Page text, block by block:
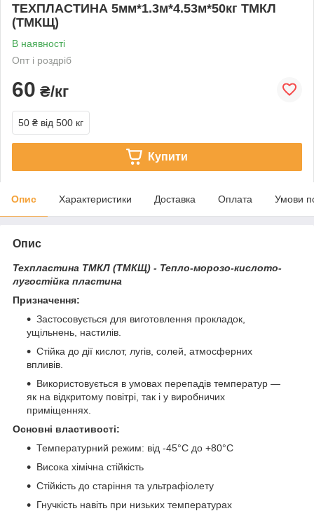
ТЕХПЛАСТИНА 5мм*1.3м*4.53м*50кг ТМКЛ
(ТМКЩ)
В наявності
Опт і роздріб
60 ₴/кг
50 ₴ від 500 кг
Купити
Опис Характеристики Доставка Оплата Умови
Опис
Техпластина ТМКЛ (ТМКЩ) - Тепло-морозо-кислото-
лугостійка пластина
Призначення:
Застосовується для виготовлення прокладок,
ущільнень, настилів.
Стійка до дії кислот, лугів, солей, атмосферних
впливів.
Використовується в умовах перепадів температур —
як на відкритому повітрі, так і у виробничих
приміщеннях.
Основні властивості:
Температурний режим: від -45°C до +80°C
Висока хімічна стійкість
Стійкість до старіння та ультрафіолету
Гнучкість навіть при низьких температурах